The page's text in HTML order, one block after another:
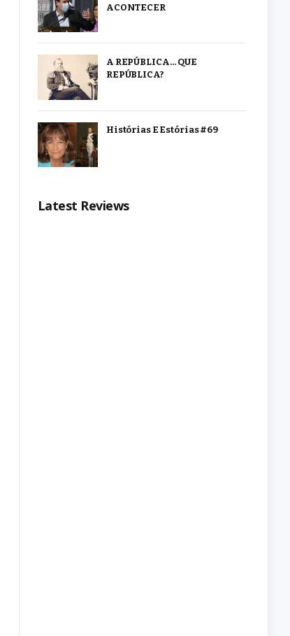
ACONTECER
A REPÚBLICA… QUE
REPÚBLICA?
Histórias E Estórias #69
Latest Reviews